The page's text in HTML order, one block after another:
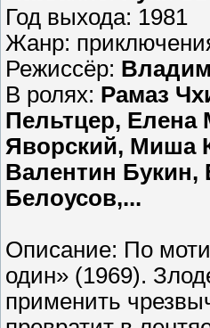
Год выхода: 1981
Жанр:
Режиссёр:
В ролях: Рамаз
Пельтцер,
Яворский, Миша
Валентин Букин,
Белоусов,...
Описание: По
один» (1969).
применить